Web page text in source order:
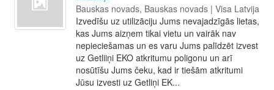
Bauskas novads, Bauskas novads | Visa Latvija
Izvedīšu uz utilizāciju Jums nevajadzīgās lietas,
kas Jums aizņem tikai vietu un vairāk nav
nepieciešamas un es varu Jums palīdzēt izvest
uz Getliiņi EKO atkritumu poligonu un arī
nosūtīšu Jums čeku, kad ir tiešām atkritumi
Jūsu izvesti uz Getliņi EK...